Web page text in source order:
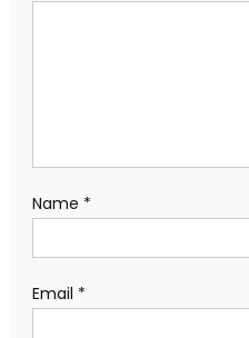
Name *
Email *